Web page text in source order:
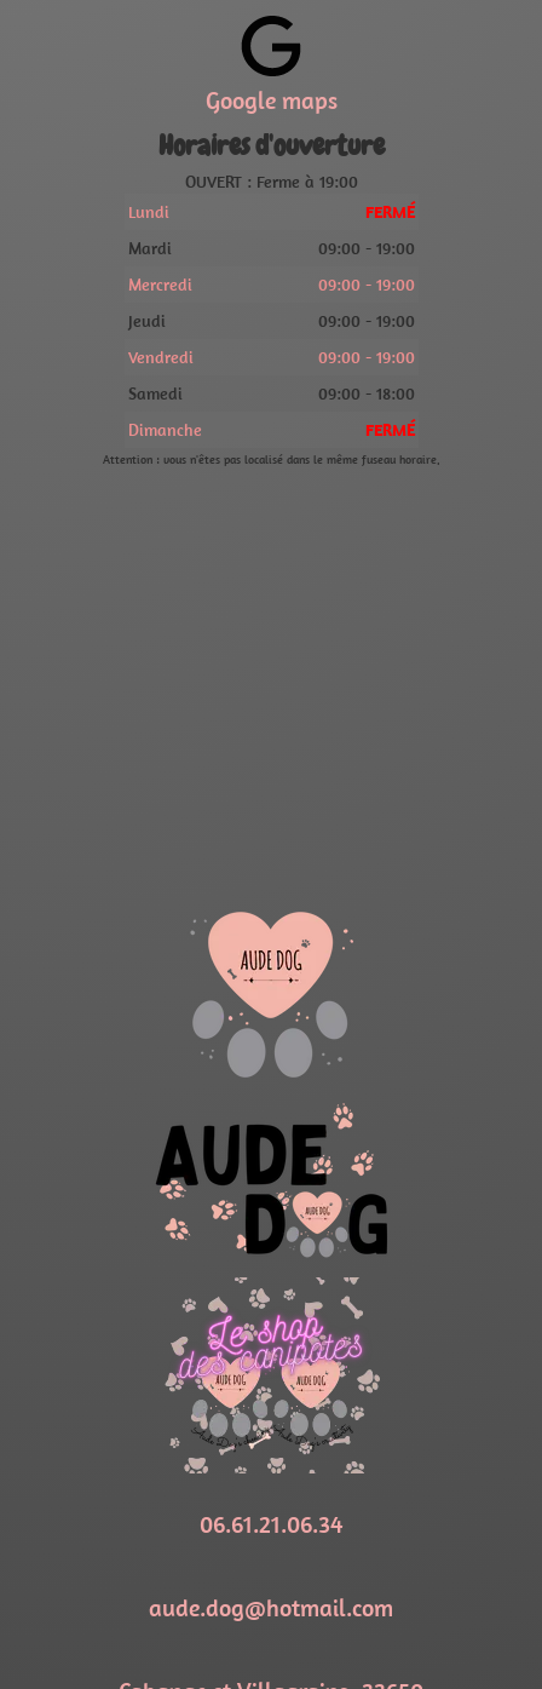
Google maps
Horaires d'ouverture
OUVERT : Ferme à 19:00
Lundi
FERMÉ
Mardi
09:00 - 19:00
Mercredi
09:00 - 19:00
Jeudi
09:00 - 19:00
Vendredi
09:00 - 19:00
Samedi
09:00 - 18:00
Dimanche
FERMÉ
Attention : vous n'êtes pas localisé dans le même fuseau horaire.
06.61.21.06.34
aude.dog@hotmail.com